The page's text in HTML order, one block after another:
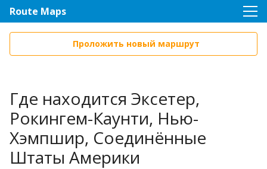
Route Maps
Проложить новый маршрут
Где находится Эксетер,
Рокингем-Каунти, Нью-
Хэмпшир, Соединённые
Штаты Америки